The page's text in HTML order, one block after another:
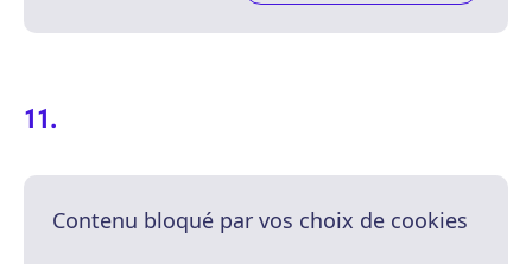
Contenu bloqué par vos choix de cookies